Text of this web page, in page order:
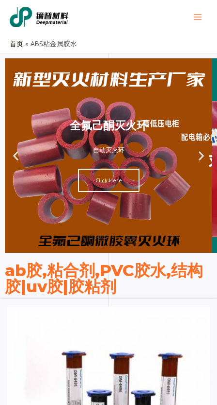
首页 ABS粘金属胶水
全氟己酮灭火环
自动灭火环
Click Here
ab胶,粘合剂,PVC胶水,结构
胶|uv胶|胶粘剂